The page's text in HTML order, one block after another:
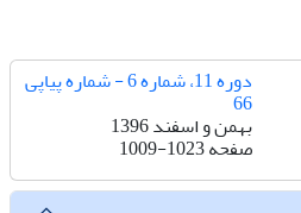
دوره 11، شماره 6 - شماره پیاپی
66
بهمن و اسفند 1396
صفحه1009-1023